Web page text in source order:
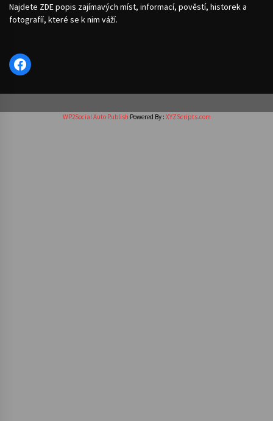
Najdete ZDE popis zajímavých míst, informací, pověstí, historek a
fotografíí, které se k nim váží.
Facebook
WP2Social Auto Publish Powered By : XYZScripts.com